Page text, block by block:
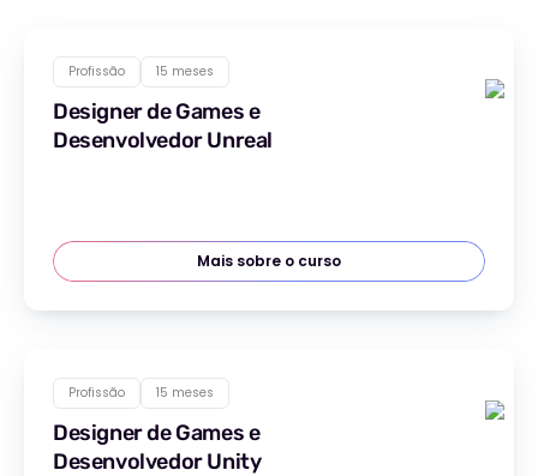
Profissão 15 meses
Designer de Games e
Desenvolvedor Unreal
Mais sobre o curso
Profissão 15 meses
Designer de Games e
Desenvolvedor Unity